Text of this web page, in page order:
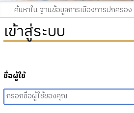
เข้าสู่ระบบ
ชื่อผู้ใช้